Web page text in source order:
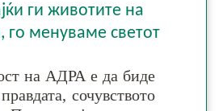
ги животите на
го менуваме светот
на АДРА е да би­де
со­чув­ство­то